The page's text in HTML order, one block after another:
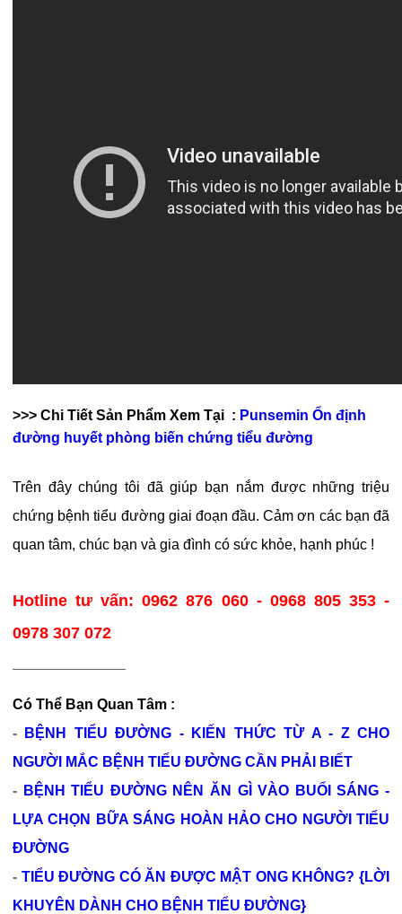
>>> Chi Tiết Sản Phẩm Xem Tại : Punsemin Ổn định
đường huyết phòng biến chứng tiểu đường
Trên đây chúng tôi đã giúp bạn nắm được những triệu
chứng bệnh tiểu đường giai đoạn đầu.Cảm ơn các bạn đã
quan tâm, chúc bạn và gia đình có sức khỏe, hạnh phúc !
Hotline tư vấn: 0962 876 060 - 0968 805 353 -
0978 307 072
Có Thể Bạn Quan Tâm :
-
BỆNH TIỂU ĐƯỜNG - KIẾN THỨC TỪ A - Z CHO
NGƯỜI MẮC BỆNH TIỂU ĐƯỜNG CẦN PHẢI BIẾT
- BỆNH TIỂU ĐƯỜNG NÊN ĂN GÌ VÀO BUỔI SÁNG -
LỰA CHỌN BỮA SÁNG HOÀN HẢO CHO NGƯỜI TIỂU
ĐƯỜNG
- TIỂU ĐƯỜNG CÓ ĂN ĐƯỢC MẬT ONG KHÔNG? {LỜI
KHUYÊN DÀNH CHO BỆNH TIỂU ĐƯỜNG}